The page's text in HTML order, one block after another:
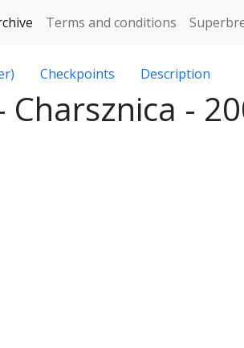
Terms and conditions
Checkpoints Description
Charsznica -